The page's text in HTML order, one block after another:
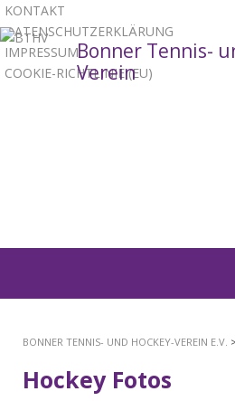
KONTAKT
DATENSCHUTZERKLÄRUNG
IMPRESSUM
COOKIE-RICHTLINIE (EU)
Bonner Tennis-
Verein
1 2 3
INHALT
SPRINGEN
BONNER TENNIS- UND HOCKEY-VEREIN E.V.
Hockey Fotos